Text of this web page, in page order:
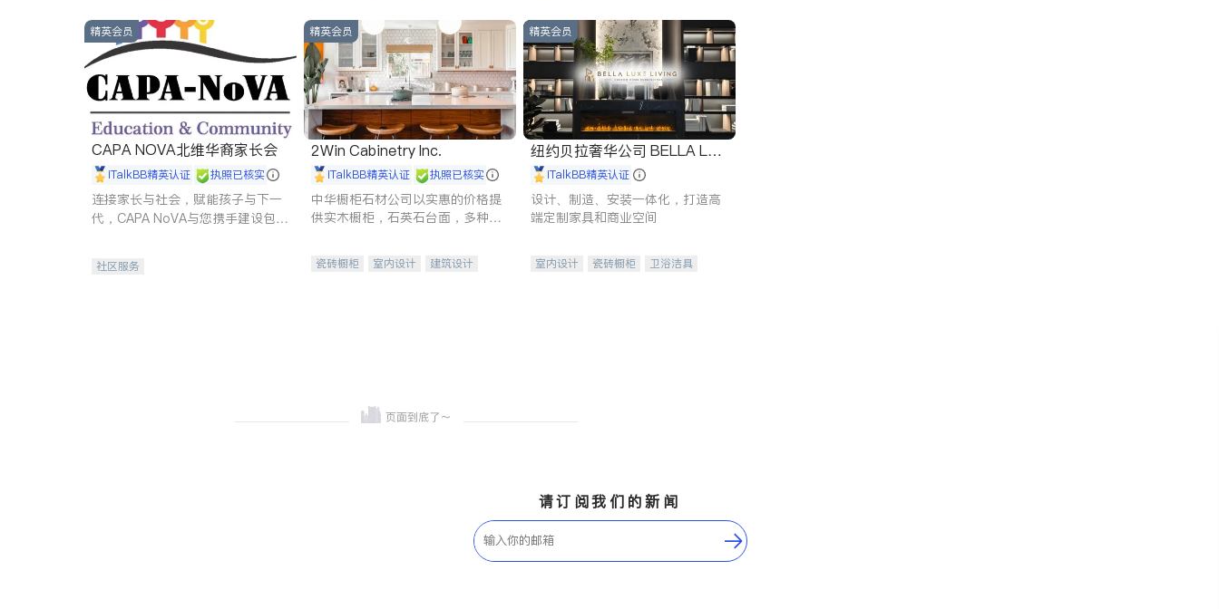
商标注册
索赔 律师-其它 保释
精英会员
CAPA NOVA北维华裔家长会
iTalkBB精英认证 执照已核实
连接家长与社会，赋能孩子与下一
代，CAPA NoVA与您携手建设包
社区服务
精英会员
2Win Cabinetry Inc.
iTalkBB精英认证 执照已核实
中华橱柜石材公司以实惠的价格提
供实木橱柜，石英石台面，多种优
瓷砖橱柜 室内设计
建筑设计
精英会员
纽约贝拉奢华公司 BELLA LUX
E iTalkBB精英认证
设计、制造、安装一体化，打造高
端定制家具和商业空间
室内设计 瓷砖橱柜
卫浴洁具
请订阅我们的新闻